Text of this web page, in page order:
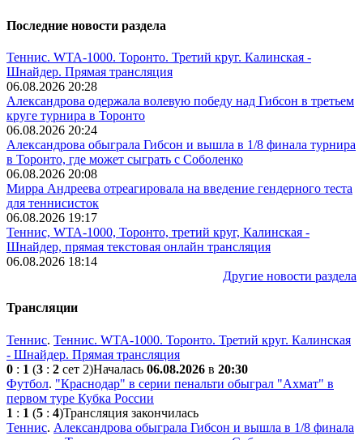
Последние новости раздела
Теннис. WTA-1000. Торонто. Третий круг. Калинская -
Шнайдер. Прямая трансляция
06.08.2026 20:28
Александрова одержала волевую победу над Гибсон в третьем
круге турнира в Торонто
06.08.2026 20:24
Александрова обыграла Гибсон и вышла в 1/8 финала турнира
в Торонто, где может сыграть с Соболенко
06.08.2026 20:08
Мирра Андреева отреагировала на введение гендерного теста
для теннисисток
06.08.2026 19:17
Теннис, WTA-1000, Торонто, третий круг, Калинская -
Шнайдер, прямая текстовая онлайн трансляция
06.08.2026 18:14
Другие новости раздела
Трансляции
Теннис. Теннис. WTA-1000. Торонто. Третий круг. Калинская
- Шнайдер. Прямая трансляция
0 : 1 (3 : 2 сет 2)Началась 06.08.2026 в 20:30
Футбол. "Краснодар" в серии пенальти обыграл "Ахмат" в
первом туре Кубка России
1 : 1 (5 : 4)Трансляция закончилась
Теннис. Александрова обыграла Гибсон и вышла в 1/8 финала